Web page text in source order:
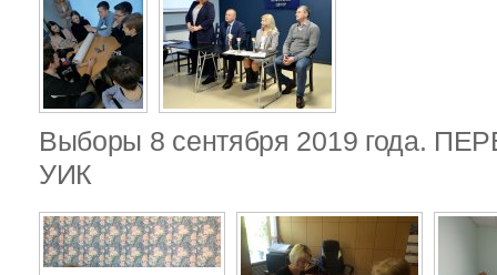
Выборы 8 сентября 2019 года.
УИК